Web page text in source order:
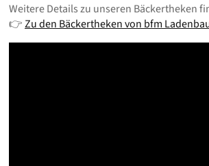
Weitere Details zu unseren Bäckertheken
👉Zu den Bäckertheken von bfm